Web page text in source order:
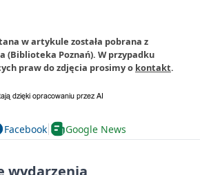
w artykule została pobrana z
(Biblioteka Poznań). W przypadku
praw do zdjęcia prosimy o kontakt.
Facebook Google News